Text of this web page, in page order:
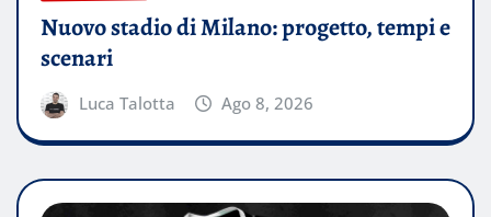
Nuovo stadio di Milano: progetto, tempi e
scenari
Luca Talotta Ago 8, 2026